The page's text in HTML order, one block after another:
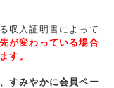
収入証明書によって
が変わっている場合
す。
すみやかに会員ペー